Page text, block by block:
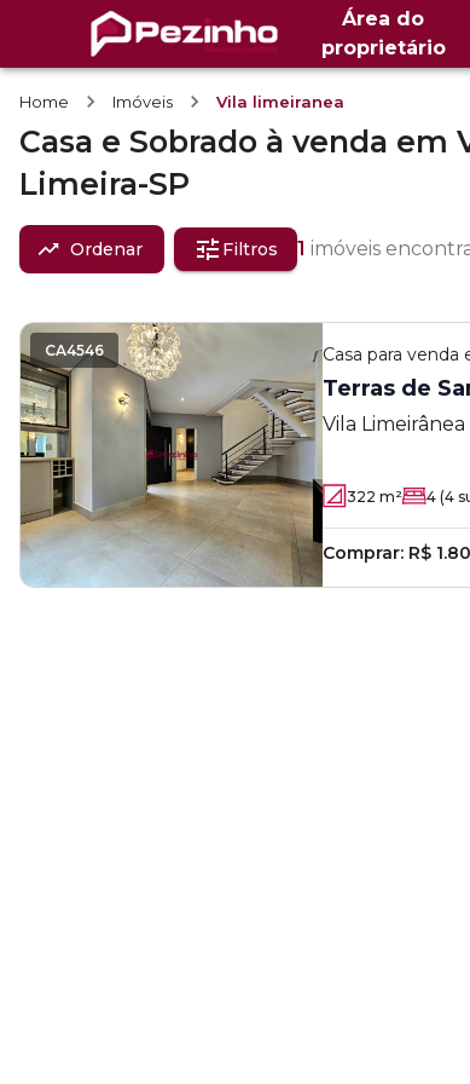
Área do
proprietário
Home Imóveis Vila limeiranea
Casa e Sobrado à venda em
Limeira-SP
Ordenar Filtros 1 imóveis
CA4546 Casa para venda
Terras de
Vila Limeirânea
322 m² 4 (4
Comprar: R$